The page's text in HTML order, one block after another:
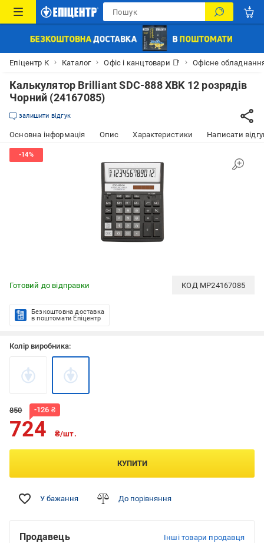
Епіцентр К Каталог Офіс і канцтовари 📑 Офісне
Калькулятор Brilliant SDC-888 ХBK 12 розрядів
Чорний (24167085)
залишити відгук
Основна інформація Опис Характеристики Написати
Готовий до відправки КОД MP24167085
Безкоштовна доставка
в поштомати Епіцентр
Колір виробника:
850 -126 ₴
724 ₴/шт.
КУПИТИ
У бажання До порівняння
Продавець Інші товари продавця